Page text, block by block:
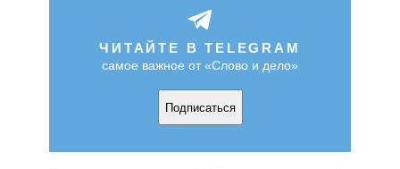
ЧИТАЙТЕ В TELEGRAM
самое важное от «Слово и дело»
Подписаться